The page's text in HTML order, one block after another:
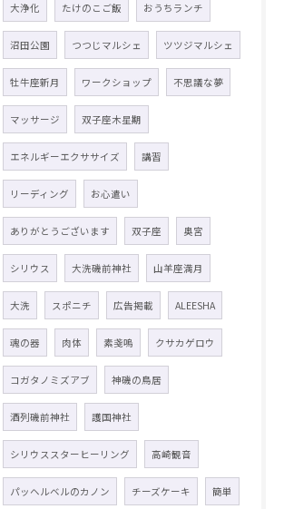
大浄化 たけのこご飯 おうちランチ
沼田公園 つつじマルシェ ツツジマルシェ
牡牛座新月 ワークショップ 不思議な夢
マッサージ 双子座木星期
エネルギーエクササイズ 講習
リーディング お心遣い
ありがとうございます 双子座 奥宮
シリウス 大洗磯前神社 山羊座満月
大洗 スポニチ 広告掲載 ALEESHA
魂の器 肉体 素戔嗚 クサカゲロウ
コガタノミズアブ 神磯の鳥居
酒列磯前神社 護国神社
シリウススターヒーリング 高崎観音
パッヘルベルのカノン チーズケーキ 簡単